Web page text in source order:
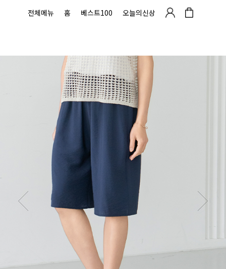
전체메뉴 홈 베스트100 오늘의신상